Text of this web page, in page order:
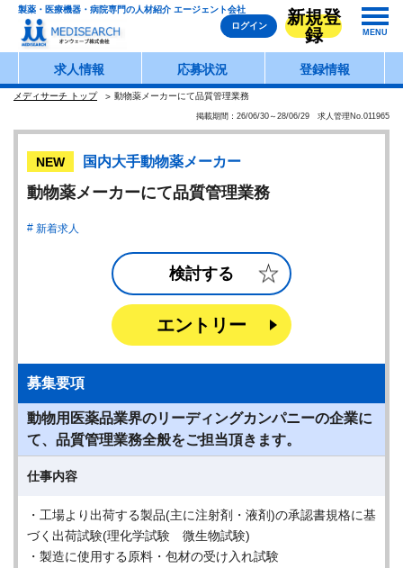
製薬・医療機器・病院専門の人材紹介 エージェント会社
ログイン
新規登
録
MENU
求人情報 応募状況 登録情報
メディサーチ トップ 動物薬メーカーにて品質管理業務
掲載期間：26/06/30～28/06/29 求人管理No.011965
NEW 国内大手動物薬メーカー
動物薬メーカーにて品質管理業務
新着求人
検討する
エントリー
募集要項
動物用医薬品業界のリーディングカンパニーの企業に
て、品質管理業務全般をご担当頂きます。
仕事内容
・工場より出荷する製品(主に注射剤・液剤)の承認書規格に基
づく出荷試験(理化学試験 微生物試験)
・製造に使用する原料・包材の受け入れ試験